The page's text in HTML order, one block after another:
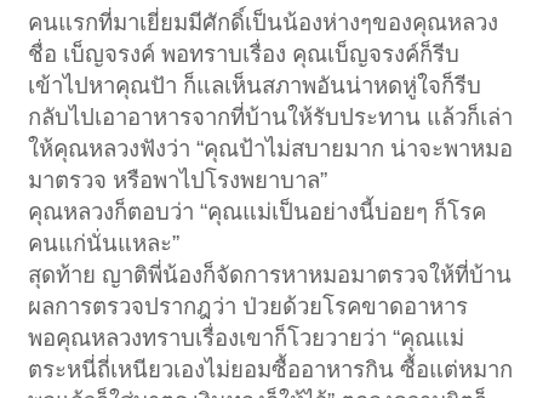
คนแรกที่มาเยี่ยมมีศักดิ์เป็นน้องห่างๆของคุณหลวง
ชื่อ เบ็ญจรงค์ พอทราบเรื่อง คุณเบ็ญจรงค์ก็รีบ
เข้าไปหาคุณปัา ก็แลเห็นสภาพอันน่าหดหู่ใจก็รีบ
กลับไปเอาอาหารจากที่บ้านให้รับประทาน แล้วก็เล่า
ให้คุณหลวงฟังว่า “คุณป้าไม่สบายมาก น่าจะพาหมอ
มาตรวจ หรือพาไปโรงพยาบาล”
คุณหลวงก็ตอบว่า “คุณแม่เป็นอย่างนี้บ่อยๆ ก็โรค
คนแก่นั่นแหละ”
สุดท้าย ญาติพี่น้องก็จัดการหาหมอมาตรวจให้ที่บ้าน
ผลการตรวจปรากฎว่า ป่วยด้วยโรคขาดอาหาร
พอคุณหลวงทราบเรื่องเขาก็โวยวายว่า “คุณแม่
ตระหนี่ถี่เหนียวเองไม่ยอมซื้ออาหารกิน ซื้อแต่หมาก